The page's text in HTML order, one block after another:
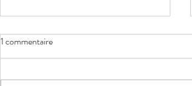
1 commentaire